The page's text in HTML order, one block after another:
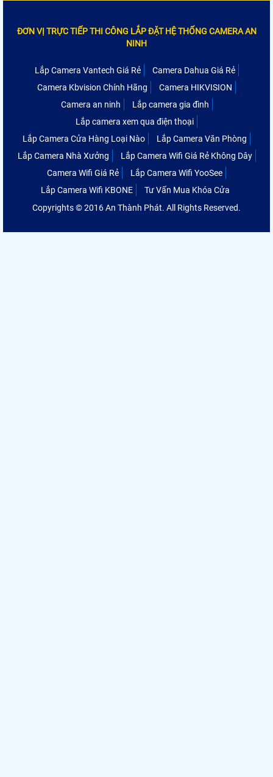
ĐƠN VỊ TRỰC TIẾP THI CÔNG LẮP ĐẶT HỆ THỐNG CAMERA AN
NINH
Lắp Camera Vantech Giá Rẻ
Camera Dahua Giá Rẻ
Camera Kbvision Chính Hãng
Camera HIKVISION
Camera an ninh
Lắp camera gia đình
Lắp camera xem qua điện thoại
Lắp Camera Cửa Hàng Loại Nào
Lắp Camera Văn Phòng
Lắp Camera Nhà Xưởng
Lắp Camera Wifi Giá Rẻ Không Dây
Camera Wifi Giá Rẻ
Lắp Camera Wifi YooSee
Lắp Camera Wifi KBONE
Tư Vấn Mua Khóa Cửa
Copyrights © 2016 An Thành Phát. All Rights Reserved.